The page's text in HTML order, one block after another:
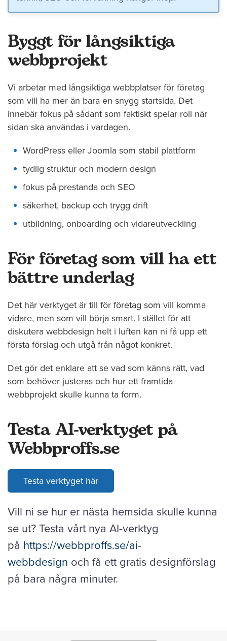
Byggt för långsiktiga
webbprojekt
Vi arbetar med långsiktiga webbplatser för företag
som vill ha mer än bara en snygg startsida. Det
innebär fokus på sådant som faktiskt spelar roll när
sidan ska användas i vardagen.
WordPress eller Joomla som stabil plattform
tydlig struktur och modern design
fokus på prestanda och SEO
säkerhet, backup och trygg drift
utbildning, onboarding och vidareutveckling
För företag som vill ha ett
bättre underlag
Det här verktyget är till för företag som vill komma
vidare, men som vill börja smart. I stället för att
diskutera webbdesign helt i luften kan ni få upp ett
första förslag och utgå från något konkret.
Det gör det enklare att se vad som känns rätt, vad
som behöver justeras och hur ett framtida
webbprojekt skulle kunna ta form.
Testa AI-verktyget på
Webbproffs.se
Testa verktyget här
Vill ni se hur er nästa hemsida skulle kunna
se ut? Testa vårt nya AI-verktyg
på https://webbproffs.se/ai-
webbdesign och få ett gratis designförslag
på bara några minuter.